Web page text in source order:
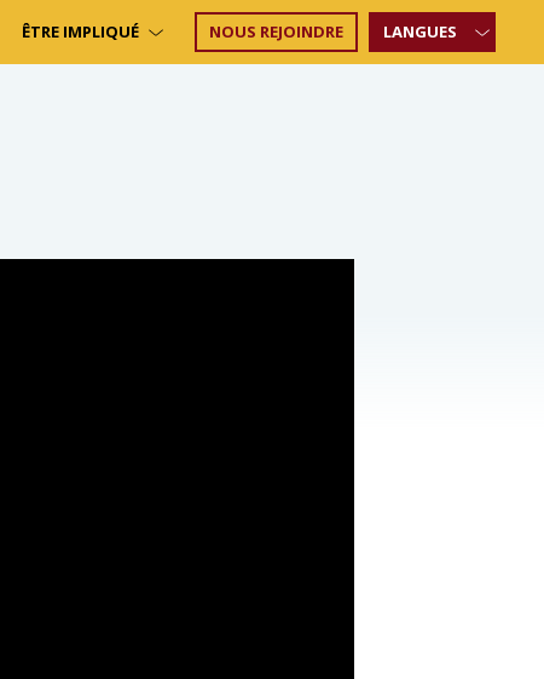
ÊTRE IMPLIQUÉ NOUS REJOINDRE LANGUES